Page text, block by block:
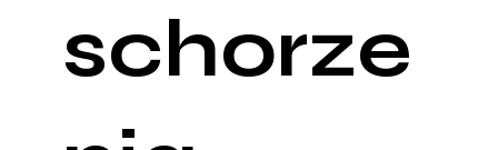
schorze